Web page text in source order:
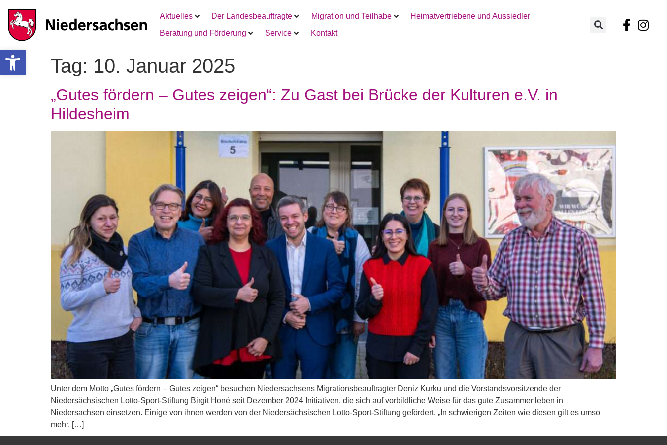
Werkzeugleiste öffnen
Aktuelles Der Landesbeauftragte Migration und Teilhabe
Heimatvertriebene und Aussiedler
Beratung und Förderung
Service Kontakt
Tag: 10. Januar 2025
„Gutes fördern – Gutes zeigen“: Zu Gast bei Brücke der Kulturen e.V. in
Hildesheim
Unter dem Motto „Gutes fördern – Gutes zeigen“ besuchen Niedersachsens Migrationsbeauftragter Deniz Kurku und die Vorstandsvorsitzende der
Niedersächsischen Lotto-Sport-Stiftung Birgit Honé seit Dezember 2024 Initiativen, die sich auf vorbildliche Weise für das gute Zusammenleben in
Niedersachsen einsetzen. Einige von ihnen werden von der Niedersächsischen Lotto-Sport-Stiftung gefördert. „In schwierigen Zeiten wie diesen gilt es umso
mehr, […]